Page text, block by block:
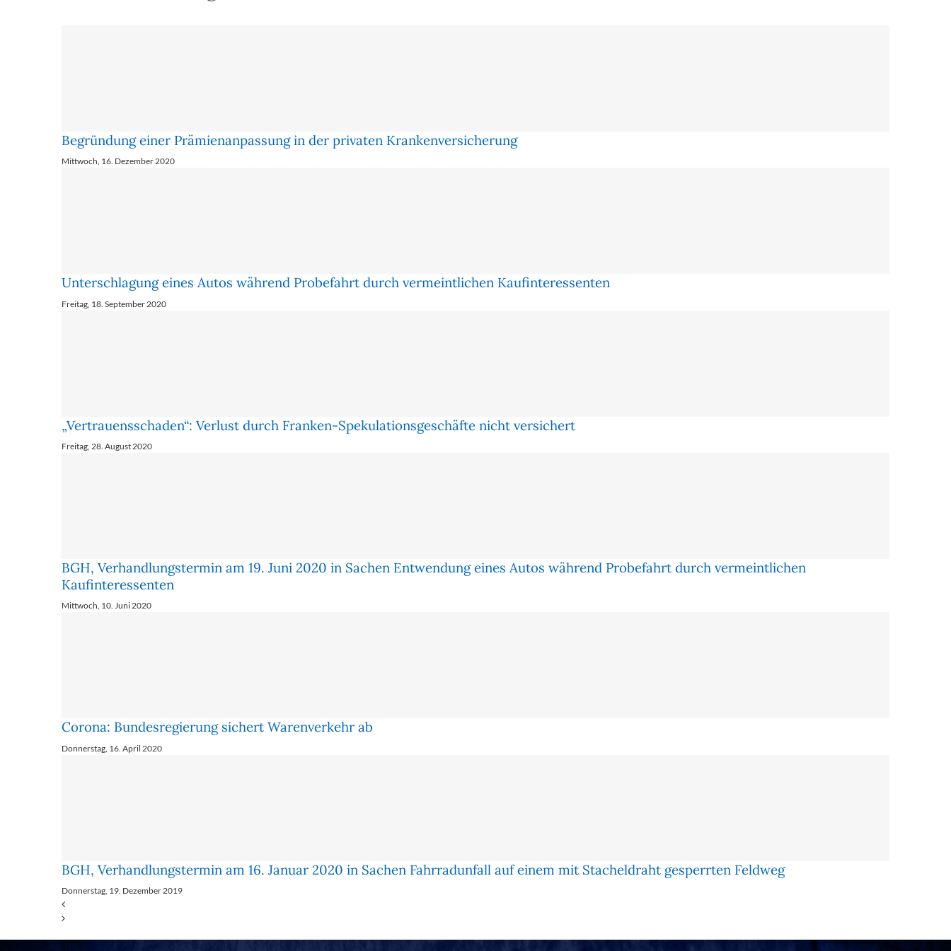
Begründung einer Prämienanpassung in der privaten Krankenversicherung
Mittwoch, 16. Dezember 2020
Unterschlagung eines Autos während Probefahrt durch vermeintlichen Kaufinteressenten
Freitag, 18. September 2020
„Vertrauensschaden“: Verlust durch Franken-Spekulationsgeschäfte nicht versichert
Freitag, 28. August 2020
BGH, Verhandlungstermin am 19. Juni 2020 in Sachen Entwendung eines Autos während Probefahrt durch vermeintlichen
Kaufinteressenten
Mittwoch, 10. Juni 2020
Corona: Bun­des­re­gie­rung si­chert Wa­ren­ver­kehr ab
Donnerstag, 16. April 2020
BGH, Verhandlungstermin am 16. Januar 2020 in Sachen Fahrradunfall auf einem mit Stacheldraht gesperrten Feldweg
Donnerstag, 19. Dezember 2019